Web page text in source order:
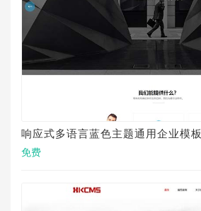
响应式多语言蓝色主题通用企业模板
免费